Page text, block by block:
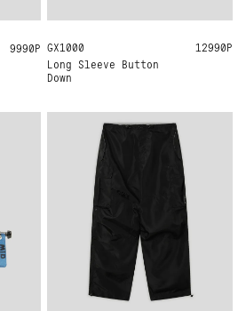
9990Р GX1000
Long Sleeve Button
Down
M L XL 12990Р